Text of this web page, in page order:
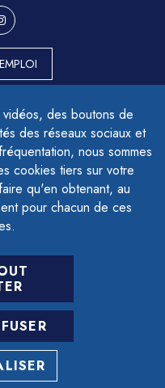
des boutons de
des réseaux sociaux et
nous sommes
cookies tiers sur votre
qu'en obtenant, au
pour chacun de ces
CONFORME
DES DONNÉES
E-MAIL
:
DÉSINSCRIPTION